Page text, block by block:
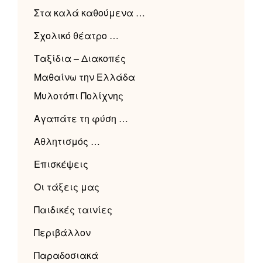
Στα καλά καθούμενα …
Σχολικό θέατρο …
Ταξίδια – Διακοπές
Μαθαίνω την Ελλάδα
Μυλοτόπι Πολίχνης
Αγαπάτε τη φύση …
Αθλητισμός …
Επισκέψεις
Οι τάξεις μας
Παιδικές ταινίες
Περιβάλλον
Παραδοσιακά